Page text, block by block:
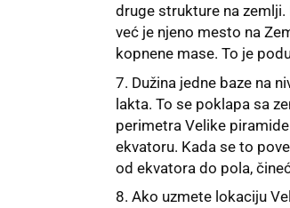
druge strukture na
već je njeno mesto na
kopnene mase. To je
Dužina jedne baze na
lakta. To se poklapa sa
perimetra Velike
ekvatoru. Kada se to
od ekvatora do pola,
Ako uzmete lokaciju